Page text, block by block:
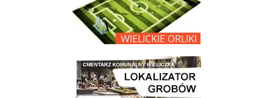
link do lokalizatora grobów na wielickim cmentarzu - grobnet